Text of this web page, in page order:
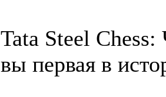
Tata Steel Chess:
вы первая в